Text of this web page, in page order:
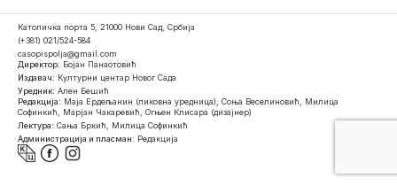
Католичка порта 5, 21000 Нови Сад, Србија
(+381) 021/524-584
casopispolja@gmail.com
Директор: Бојан Панаотовић
Издавач: Културни центар Новог Сада
Уредник: Ален Бешић
Редакција: Маја Ердељанин (ликовна уредница), Соња Веселиновић, Милица
Софинкић, Марјан Чакаревић, Огњен Клисара (дизајнер)
Лектура: Сања Бркић, Милица Софинкић
Администрација и пласман: Редакција